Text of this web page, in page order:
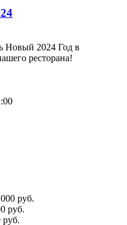
Новый 2024 Год в
ресторана!
руб.
руб.
руб.